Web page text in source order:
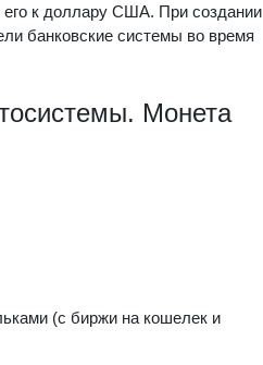
его к доллару США. При создании
банковские системы во время
Монета
(с биржи на кошелек и